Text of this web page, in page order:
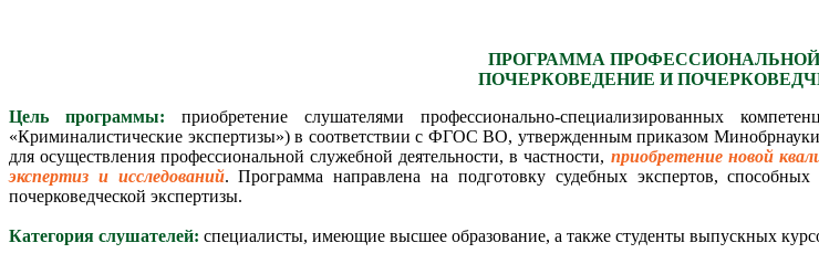
ПРОГРАММА
ПОЧЕРКОВЕДЕНИЕ И
Цель программы: приобретение слушателями профессионально-специализированных
«Криминалистические экспертизы») в соответствии с ФГОС ВО, утвержденным приказом
для осуществления профессиональной служебной деятельности, в частности, приобретение новой
экспертиз и исследований. Программа направлена на подготовку судебных экспертов,
почерковедческой экспертизы.
Категория слушателей: специалисты, имеющие высшее образование, а также студенты выпускных